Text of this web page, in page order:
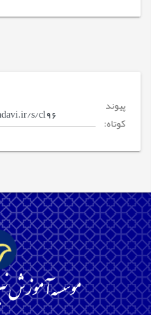
پیوند
کوتاه: